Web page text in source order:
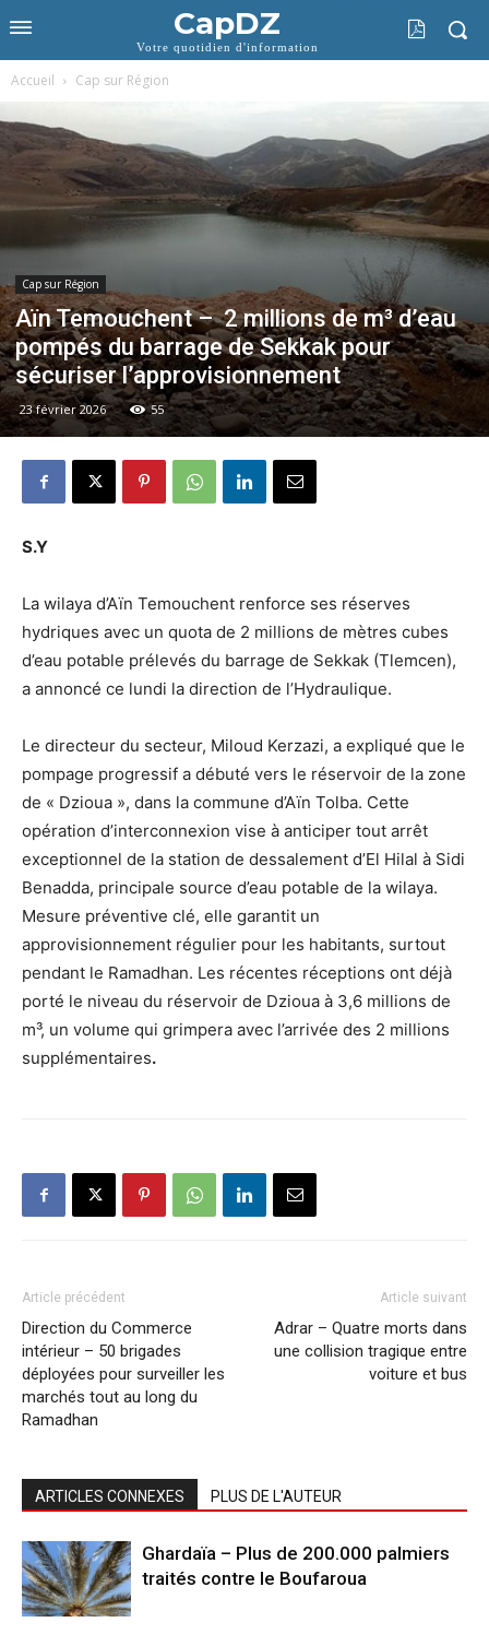
CapDZ
Votre quotidien d'information
Accueil Cap sur Région
Cap sur Région
Aïn Temouchent – 2 millions de m³ d’eau
pompés du barrage de Sekkak pour
sécuriser l’approvisionnement
23 février 2026 55
S.Y
La wilaya d’Aïn Temouchent renforce ses réserves
hydriques avec un quota de 2 millions de mètres cubes
d’eau potable prélevés du barrage de Sekkak (Tlemcen),
a annoncé ce lundi la direction de l’Hydraulique.
Le directeur du secteur, Miloud Kerzazi, a expliqué que le
pompage progressif a débuté vers le réservoir de la zone
de « Dzioua », dans la commune d’Aïn Tolba. Cette
opération d’interconnexion vise à anticiper tout arrêt
exceptionnel de la station de dessalement d’El Hilal à Sidi
Benadda, principale source d’eau potable de la wilaya.
Mesure préventive clé, elle garantit un
approvisionnement régulier pour les habitants, surtout
pendant le Ramadhan. Les récentes réceptions ont déjà
porté le niveau du réservoir de Dzioua à 3,6 millions de
m³, un volume qui grimpera avec l’arrivée des 2 millions
supplémentaires.
Article précédent
Direction du Commerce
intérieur – 50 brigades
déployées pour surveiller les
marchés tout au long du
Ramadhan
Article suivant
Adrar – Quatre morts dans
une collision tragique entre
voiture et bus
ARTICLES CONNEXES PLUS DE L'AUTEUR
Ghardaïa – Plus de 200.000 palmiers
traités contre le Boufaroua